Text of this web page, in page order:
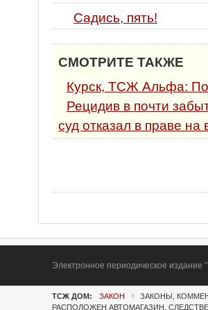
Садись, пять!
СМОТРИТЕ ТАКЖЕ
Курск, ТСЖ Альфа:
Рецидив в почти
суд отказал в праве
Электронное периодическое
ТСЖ ДОМ: ЗАКОН ЗАКОНЫ,
РАСПОЛОЖЕН АВТОМАГАЗИН.